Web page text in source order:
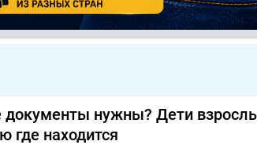
документы нужны? Дети
где находится